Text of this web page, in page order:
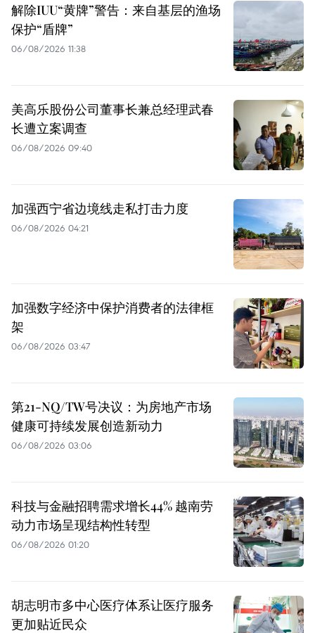
解除IUU“黄牌”警告：来自基层的渔场
保护“盾牌”
06/08/2026 11:38
美高乐股份公司董事长兼总经理武春
长遭立案调查
06/08/2026 09:40
加强西宁省边境线走私打击力度
06/08/2026 04:21
加强数字经济中保护消费者的法律框
架
06/08/2026 03:47
第21-NQ/TW号决议：为房地产市场
健康可持续发展创造新动力
06/08/2026 03:06
科技与金融招聘需求增长44% 越南劳
动力市场呈现结构性转型
06/08/2026 01:20
胡志明市多中心医疗体系让医疗服务
更加贴近民众